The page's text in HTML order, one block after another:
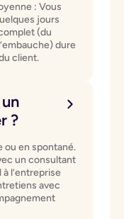
: Vous
jours
(du
dure
client.
?
ou en spontané.
un consultant
l’entreprise
avec